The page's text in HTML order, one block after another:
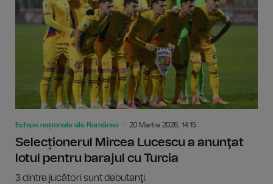
Echipe naționale ale României 20 Martie 2026, 14:15
Selecționerul Mircea Lucescu a anunţat
lotul pentru barajul cu Turcia
3 dintre jucători sunt debutanţi.